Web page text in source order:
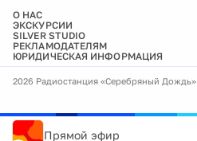
О НАС
ЭКСКУРСИИ
SILVER STUDIO
РЕКЛАМОДАТЕЛЯМ
ЮРИДИЧЕСКАЯ ИНФОРМАЦИЯ
2026 Радиостанция «Серебряный Дождь»
Прямой эфир